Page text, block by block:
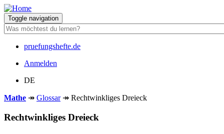
Direkt
zum
Inhalt
Toggle navigation
Hauptnavigation
pruefungshefte.de
Benutzermenü
Anmelden
DE
Mathe ↠ Glossar ↠ Rechtwinkliges Dreieck
Rechtwinkliges Dreieck